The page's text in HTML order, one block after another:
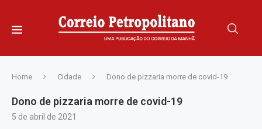
Home Cidade Dono de pizzaria morre de covid-19
Dono de pizzaria morre de covid-19
5 de abril de 2021